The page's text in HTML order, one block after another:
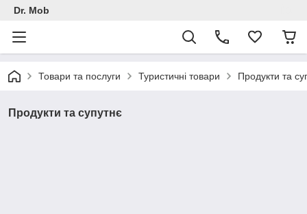
Dr. Mob
Товари та послуги Туристичні товари Продукти та
Продукти та супутнє